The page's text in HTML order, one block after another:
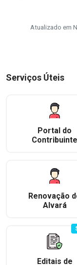
Atualizado em
Serviços Úteis
Portal do
Contribuinte
Renovação
Alvará
Editais de